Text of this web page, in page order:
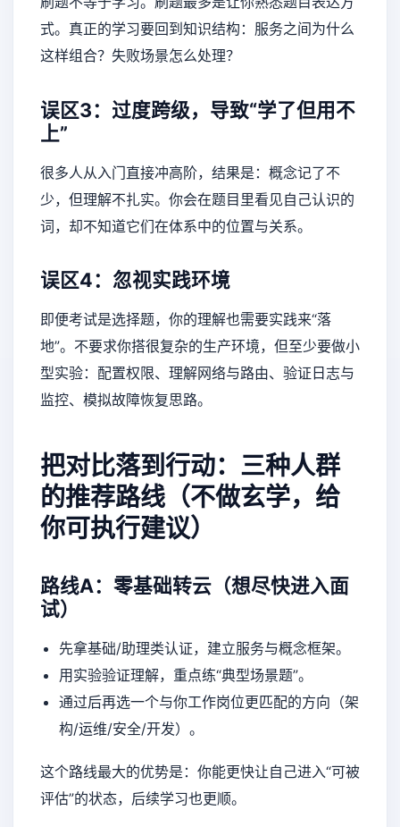
式。真正的学习要回到知识结构：服务之间为什么
这样组合？失败场景怎么处理？
误区3：过度跨级，导致“学了但用不
上”
很多人从入门直接冲高阶，结果是：概念记了不
少，但理解不扎实。你会在题目里看见自己认识的
词，却不知道它们在体系中的位置与关系。
误区4：忽视实践环境
即便考试是选择题，你的理解也需要实践来“落
地”。不要求你搭很复杂的生产环境，但至少要做小
型实验：配置权限、理解网络与路由、验证日志与
监控、模拟故障恢复思路。
把对比落到行动：三种人群
的推荐路线（不做玄学，给
你可执行建议）
路线A：零基础转云（想尽快进入面
试）
先拿基础/助理类认证，建立服务与概念框架。
用实验验证理解，重点练“典型场景题”。
通过后再选一个与你工作岗位更匹配的方向（架
构/运维/安全/开发）。
这个路线最大的优势是：你能更快让自己进入“可被
评估”的状态，后续学习也更顺。